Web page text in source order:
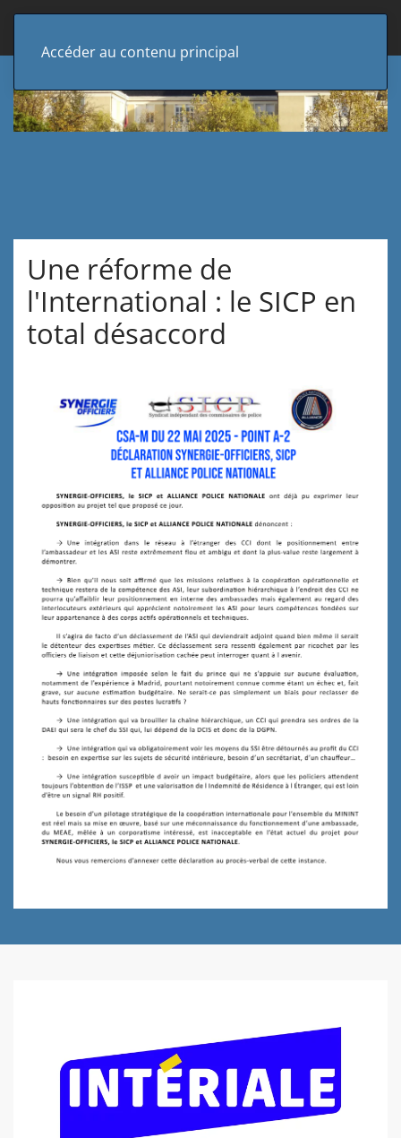
Accéder au contenu principal
Une réforme de
l'International : le SICP en
total désaccord